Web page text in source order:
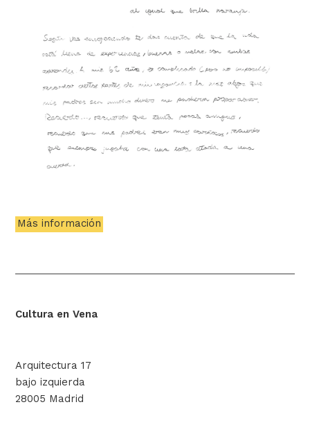
Más información
Cultura en Vena
Arquitectura 17
bajo izquierda
28005 Madrid